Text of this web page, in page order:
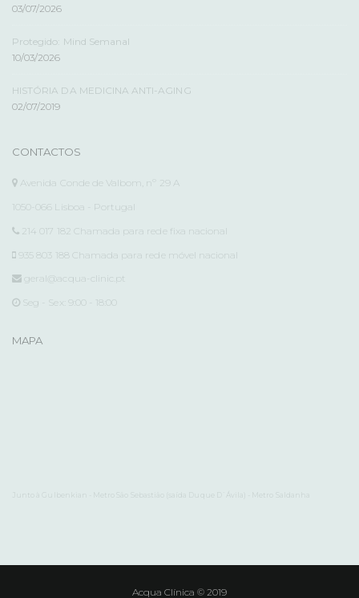
03/07/2026
Protegido: Mind Semanal
10/03/2026
HISTÓRIA DA MEDICINA ANTI-AGING
02/07/2019
CONTACTOS
Avenida Conde de Valbom, nº 29 A
1050-066 Lisboa - Portugal
214 017 182 Chamada para rede fixa nacional
935 803 188 Chamada para rede móvel nacional
geral@acqua-clinic.pt
Seg - Sex: 9:00 - 18:00
MAPA
Junto à Gulbenkian - Metro São Sebastião (saída Duque D`Ávila) - Metro Saldanha
Acqua Clínica © 2019